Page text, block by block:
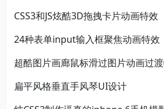
CSS3和JS炫酷3D拖拽卡片动画特效
24种表单input输入框聚焦动画特效
超酷图片画廊鼠标滑过图片动画过
扁平风格垂直手风琴UI设计